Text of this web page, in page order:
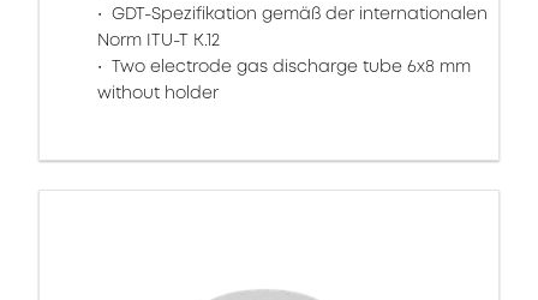
GDT-Spezifikation gemäß der internationalen
Norm ITU-T K.12
Two electrode gas discharge tube 6x8 mm
without holder